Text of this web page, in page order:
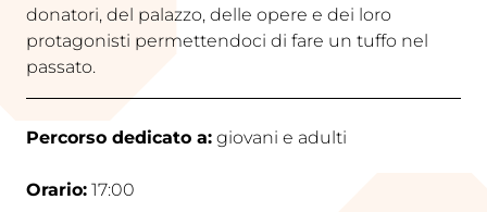
donatori, del palazzo, delle opere e dei loro
protagonisti permettendoci di fare un tuffo nel
passato.
Percorso dedicato a: giovani e adulti
Orario: 17:00